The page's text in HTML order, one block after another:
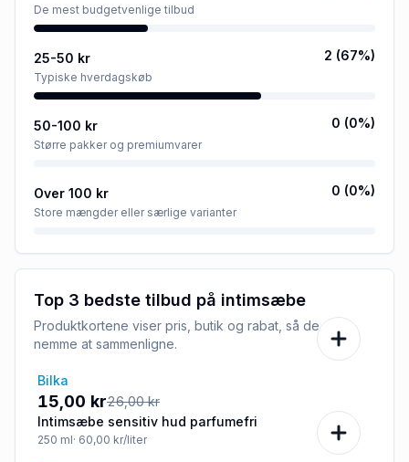
De mest budgetvenlige tilbud
25-50 kr
Typiske hverdagskøb
2 (67%)
50-100 kr
Større pakker og premiumvarer
0 (0%)
Over 100 kr
Store mængder eller særlige varianter
0 (0%)
Top 3 bedste tilbud på intimsæbe
Produktkortene viser pris, butik og rabat, så de er
nemme at sammenligne.
-42%
Bilka
15,00 kr26,00 kr
Intimsæbe sensitiv hud parfumefri
250 ml· 60,00 kr/liter